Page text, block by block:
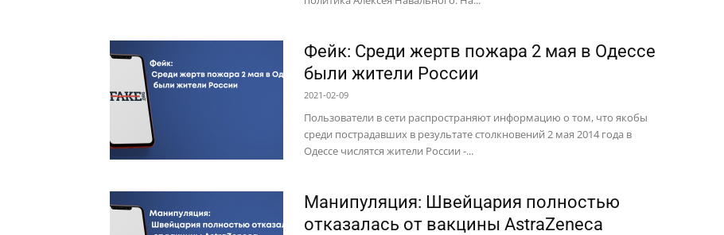
Фейк: Среди жертв пожара 2 мая в Одессе
были жители России
2021-02-09
Пользователи в сети распространяют информацию о том, что якобы
среди пострадавших в результате столкновений 2 мая 2014 года в
Одессе числятся жители России -...
Манипуляция: Швейцария полностью
отказалась от вакцины AstraZeneca